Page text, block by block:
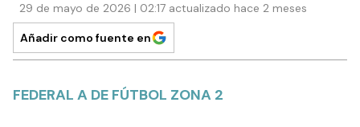
29 de mayo de 2026 | 02:17 actualizado hace 2 meses
Añadir como fuente en
FEDERAL A DE FÚTBOL ZONA 2